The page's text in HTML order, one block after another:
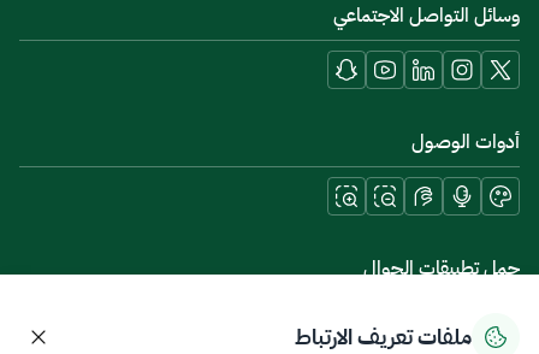
وسائل التواصل الاجتماعي
أدوات الوصول
حمل تطبيقات الجوال
ملفات تعريف الارتباط